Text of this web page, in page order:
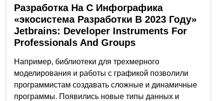
Разработка На C Инфографика
«экосистема Разработки В 2023 Году»
Jetbrains: Developer Instruments For
Professionals And Groups
Например, библиотеки для трехмерного
моделирования и работы с графикой позволили
программистам создавать сложные и динамичные
программы. Появились новые типы данных и